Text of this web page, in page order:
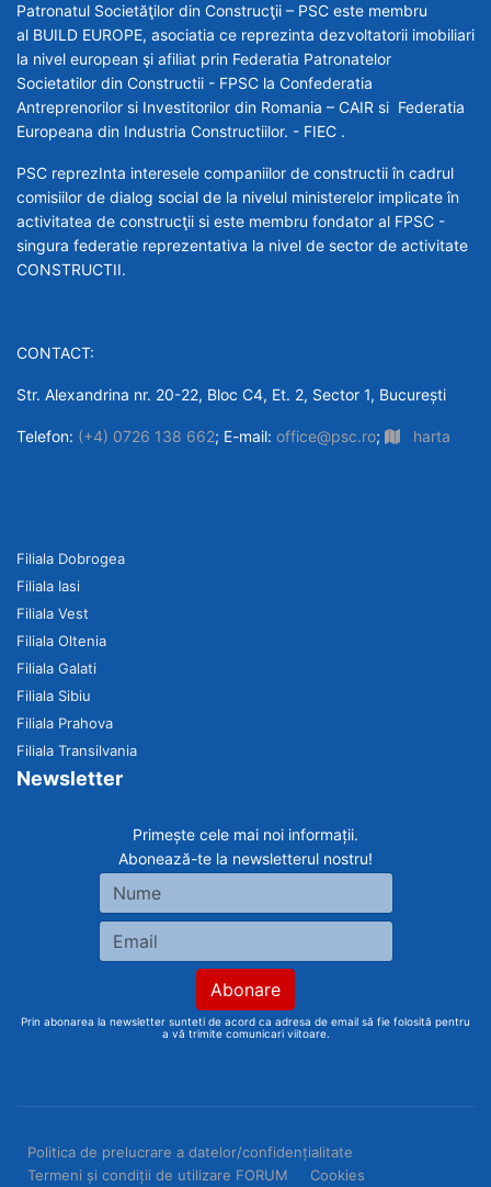
Patronatul Societăţilor din Construcţii – PSC este membru
al BUILD EUROPE, asociatia ce reprezinta dezvoltatorii imobiliari
la nivel european şi afiliat prin Federatia Patronatelor
Societatilor din Constructii - FPSC la Confederatia
Antreprenorilor si Investitorilor din Romania – CAIR si Federatia
Europeana din Industria Constructiilor. - FIEC .
PSC reprezInta interesele companiilor de constructii în cadrul
comisiilor de dialog social de la nivelul ministerelor implicate în
activitatea de construcţii si este membru fondator al FPSC -
singura federatie reprezentativa la nivel de sector de activitate
CONSTRUCTII.
CONTACT:
Str. Alexandrina nr. 20-22, Bloc C4, Et. 2, Sector 1, București
Telefon: (+4) 0726 138 662; E-mail: office@psc.ro; harta
Filiala Dobrogea
Filiala Iasi
Filiala Vest
Filiala Oltenia
Filiala Galati
Filiala Sibiu
Filiala Prahova
Filiala Transilvania
Newsletter
Primește cele mai noi informații.
Abonează-te la newsletterul nostru!
Prin abonarea la newsletter sunteti de acord ca adresa de email să fie folosită pentru
a vă trimite comunicari viitoare.
Politica de prelucrare a datelor/confidențialitate
Termeni și condiții de utilizare FORUM
Cookies